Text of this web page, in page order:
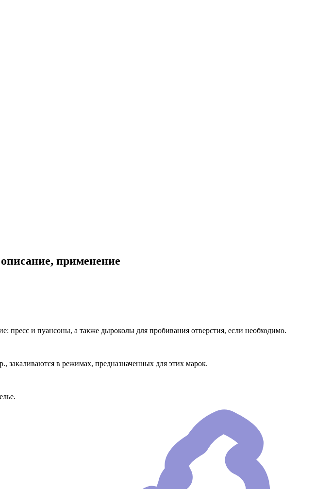
применение
пресс и пуансоны, а также дыроколы для пробивания отверстия, если необходимо.
в режимах, предназначенных для этих марок.